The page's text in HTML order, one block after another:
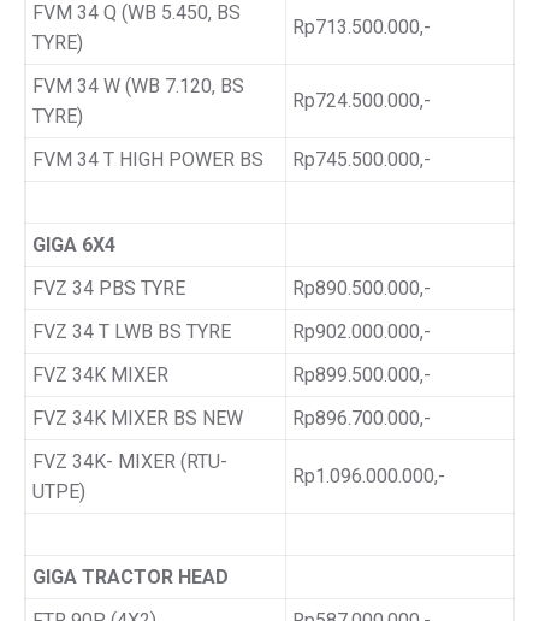
FVM 34 Q (WB 5.450, BS
TYRE)
Rp713.500.000,-
FVM 34 W (WB 7.120, BS
TYRE)
Rp724.500.000,-
FVM 34 T HIGH POWER BS Rp745.500.000,-
GIGA 6X4
FVZ 34 PBS TYRE
Rp890.500.000,-
FVZ 34 T LWB BS TYRE
Rp902.000.000,-
FVZ 34K MIXER
Rp899.500.000,-
FVZ 34K MIXER BS NEW
Rp896.700.000,-
FVZ 34K- MIXER (RTU-
UTPE)
Rp1.096.000.000,-
GIGA TRACTOR HEAD